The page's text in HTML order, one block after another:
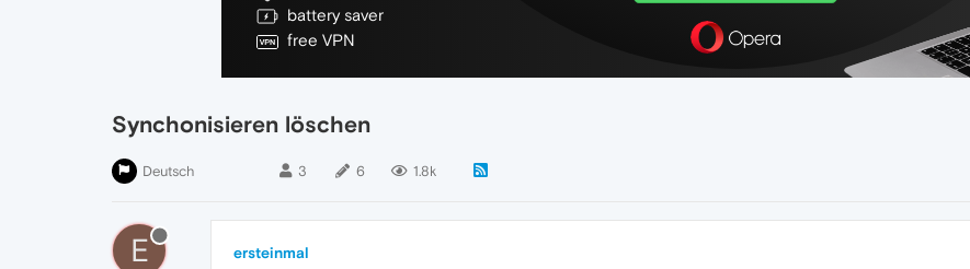
battery saver
free VPN
Synchonisieren löschen
Deutsch 3 6 1.8k
E ersteinmal